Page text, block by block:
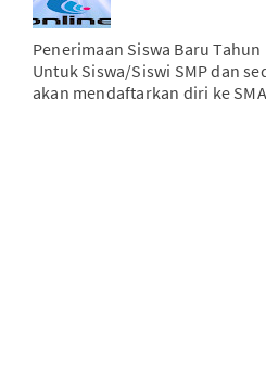
Penerimaan Siswa Baru
Untuk Siswa/Siswi SMP dan
akan mendaftarkan diri ke